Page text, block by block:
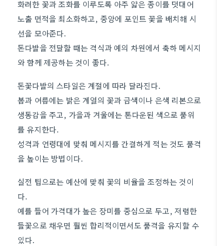
화려한 꽃과 조화를 이루도록 아주 얇은 종이를 덧대어
노출 면적을 최소화하고, 중앙에 포인트 꽃을 배치해 시
선을 모아준다.
돈다발을 전달할 때는 격식과 예의 차원에서 축하 메시지
와 함께 제공하는 것이 좋다.
돈꽃다발의 스타일은 계절에 따라 달라진다.
봄과 여름에는 밝은 계열의 꽃과 금색이나 은색 리본으로
생동감을 주고, 가을과 겨울에는 톤다운된 색으로 품위
를 유지한다.
성격과 연령대에 맞춰 메시지를 간결하게 적는 것도 품격
을 높이는 방법이다.
실전 팁으로는 예산에 맞춰 꽃의 비율을 조정하는 것이
다.
예를 들어 가격대가 높은 장미를 중심으로 두고, 저렴한
들꽃으로 채우면 훨씬 합리적이면서도 품격을 유지할 수
있다.